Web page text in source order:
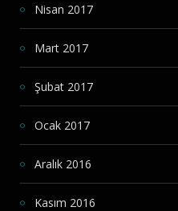
Nisan 2017
Mart 2017
Şubat 2017
Ocak 2017
Aralık 2016
Kasım 2016